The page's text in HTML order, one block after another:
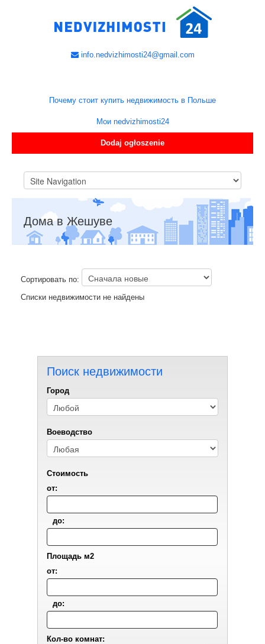
info.nedvizhimosti24@gmail.com
Почему стоит купить недвижимость в Польше
Мои nedvizhimosti24
Dodaj ogłoszenie
Дома в Жешуве
Сортировать по:
Списки недвижимости не найдены
Поиск недвижимости
Город
Воеводствo
Стоимость
от:
до:
Площадь м2
от:
до:
Кол-во комнат: